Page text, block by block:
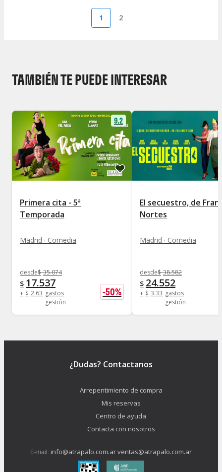
1 2
TAMBIÉN TE PUEDE INTERESAR
9.2
Primera cita - 5ª
Temporada
Madrid · Comedia
desde$ 35.074
$ 17.537
+ $ 2.630 gastos
gestión
-50%
El secuestro, de Fran
Nortes
Madrid · Comedia
desde$ 38.582
$ 24.552
+ $ 3.332 gastos
gestión
¿Dudas? Contactanos
Arrepentimiento de compra
Mis reservas
Centro de ayuda
Contacta con nosotros
E-mail: info@atrapalo.com.arventas@atrapalo.com.ar